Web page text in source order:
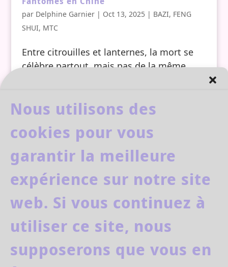
Nous utilisons des
cookies pour vous
garantir la meilleure
expérience sur notre site
web. Si vous continuez à
utiliser ce site, nous
supposerons que vous en
par Delphine Garnier| Oct 13, 2025| BAZI, FENG
SHUI, MTC
Entre citrouilles et lanternes, la mort se
célèbre partout, mais pas de la même
chaque 31 octobre. Pourtant, en Chine, le
reste une tradition spirituelle...
facebook
youtube